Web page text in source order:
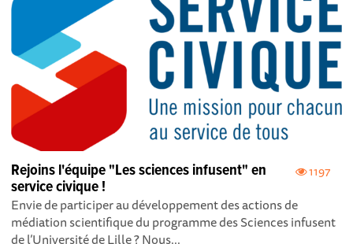
1197
Rejoins l'équipe "Les sciences infusent" en
service civique !
Envie de participer au développement des actions de
médiation scientifique du programme des Sciences infusent
de l’Université de Lille ? Nous...